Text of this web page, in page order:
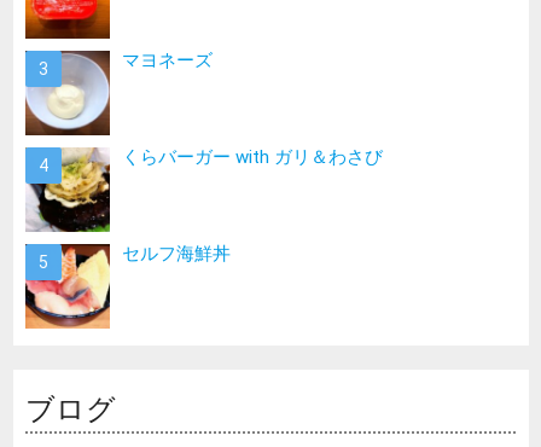
マヨネーズ
くらバーガー with ガリ＆わさび
セルフ海鮮丼
ブログ